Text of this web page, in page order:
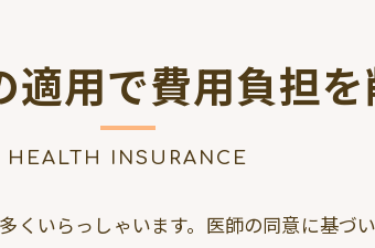
適用で費用負担
HEALTH INSURANCE
くいらっしゃいます。医師の同意に基づ